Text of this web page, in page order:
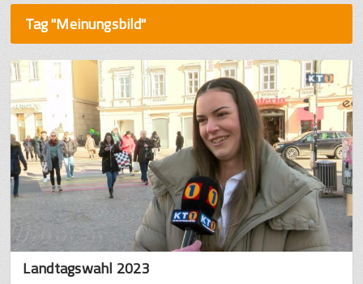
Tag "Meinungsbild"
Landtagswahl 2023